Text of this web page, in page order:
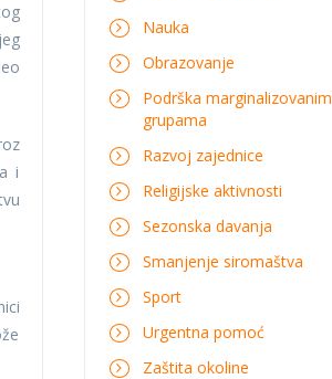
i
Nauka
Obrazovanje
Podrška marginalizovanim
grupama
Razvoj zajednice
Religijske aktivnosti
Sezonska davanja
Smanjenje siromaštva
Sport
Urgentna pomoć
Zaštita okoline